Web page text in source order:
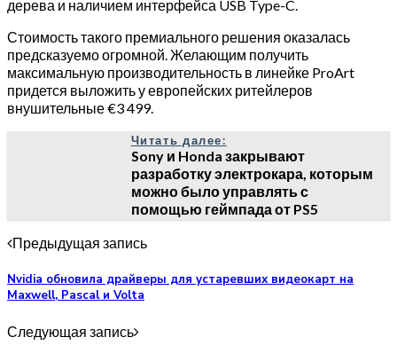
дерева и наличием интерфейса USB Type-C.
Стоимость такого премиального решения оказалась
предсказуемо огромной. Желающим получить
максимальную производительность в линейке ProArt
придется выложить у европейских ритейлеров
внушительные €3 499.
Читать далее:
Sony и Honda закрывают
разработку электрокара, которым
можно было управлять с
помощью геймпада от PS5
Предыдущая запись
Nvidia обновила драйверы для устаревших видеокарт на
Maxwell, Pascal и Volta
Следующая запись